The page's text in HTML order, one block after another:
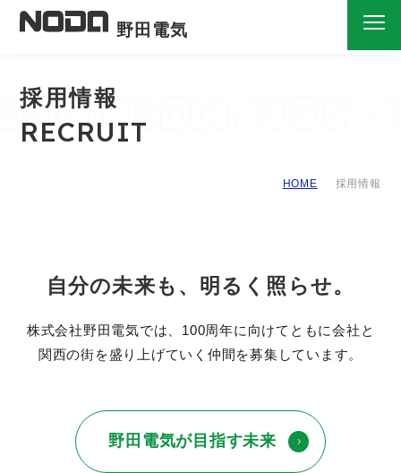
野田電気
採用情報
RECRUIT
HOME 採用情報
自分の未来も、明るく照らせ。
株式会社野田電気では、100周年に向けてともに会社と
関西の街を盛り上げていく仲間を募集しています。
野田電気が目指す未来